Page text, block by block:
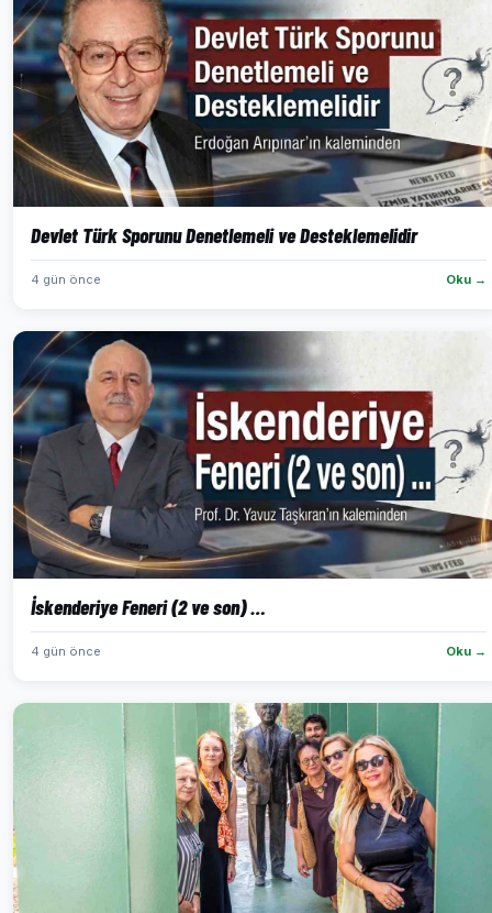
Devlet Türk Sporunu Denetlemeli ve Desteklemelidir
4 gün önce Oku →
İskenderiye Feneri (2 ve son) …
4 gün önce Oku →